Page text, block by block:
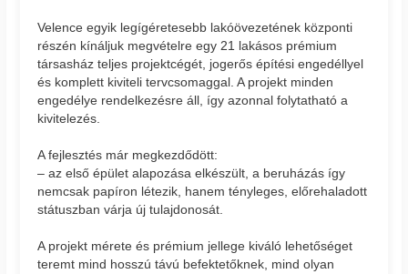
Velence egyik legígéretesebb lakóövezetének központi
részén kínáljuk megvételre egy 21 lakásos prémium
társasház teljes projektcégét, jogerős építési engedéllyel
és komplett kiviteli tervcsomaggal. A projekt minden
engedélye rendelkezésre áll, így azonnal folytatható a
kivitelezés.
A fejlesztés már megkezdődött:
– az első épület alapozása elkészült, a beruházás így
nemcsak papíron létezik, hanem tényleges, előrehaladott
státuszban várja új tulajdonosát.
A projekt mérete és prémium jellege kiváló lehetőséget
teremt mind hosszú távú befektetőknek, mind olyan